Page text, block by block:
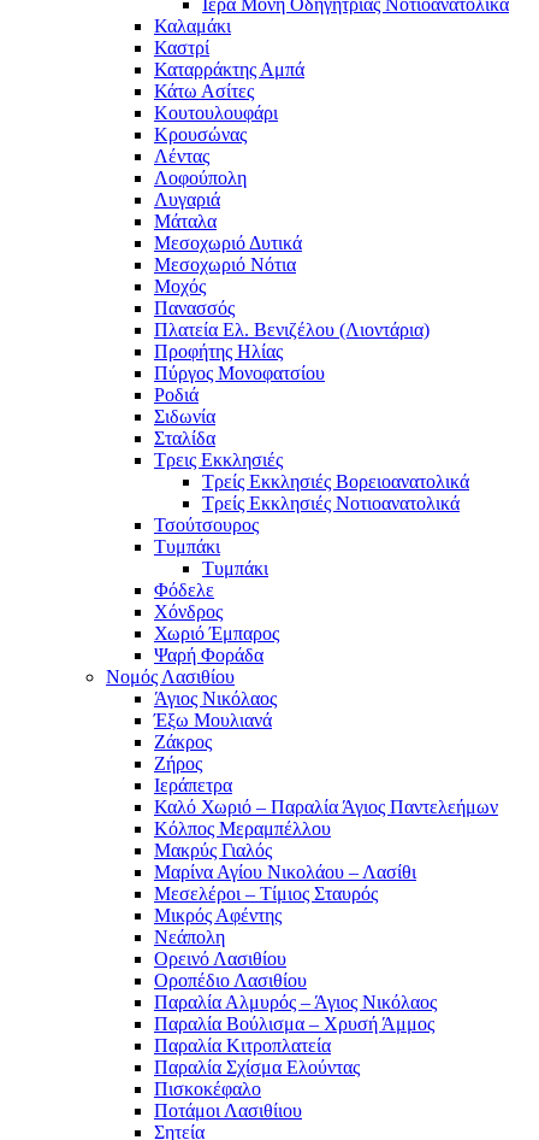
Ιερά Μονή Οδηγήτριας Νοτιοανατολικά
Καλαμάκι
Καστρί
Καταρράκτης Αμπά
Κάτω Ασίτες
Κουτουλουφάρι
Κρουσώνας
Λέντας
Λοφούπολη
Λυγαριά
Μάταλα
Μεσοχωριό Δυτικά
Μεσοχωριό Νότια
Μοχός
Πανασσός
Πλατεία Ελ. Βενιζέλου (Λιοντάρια)
Προφήτης Ηλίας
Πύργος Μονοφατσίου
Ροδιά
Σιδωνία
Σταλίδα
Τρεις Εκκλησιές
Τρείς Εκκλησιές Βορειοανατολικά
Τρείς Εκκλησιές Νοτιοανατολικά
Τσούτσουρος
Τυμπάκι
Τυμπάκι
Φόδελε
Χόνδρος
Χωριό Έμπαρος
Ψαρή Φοράδα
Νομός Λασιθίου
Άγιος Νικόλαος
Έξω Μουλιανά
Ζάκρος
Ζήρος
Ιεράπετρα
Καλό Χωριό – Παραλία Άγιος Παντελεήμων
Κόλπος Μεραμπέλλου
Μακρύς Γιαλός
Μαρίνα Αγίου Νικολάου – Λασίθι
Μεσελέροι – Τίμιος Σταυρός
Μικρός Αφέντης
Νεάπολη
Ορεινό Λασιθίου
Οροπέδιο Λασιθίου
Παραλία Αλμυρός – Άγιος Νικόλαος
Παραλία Βούλισμα – Χρυσή Άμμος
Παραλία Κιτροπλατεία
Παραλία Σχίσμα Ελούντας
Πισκοκέφαλο
Ποτάμοι Λασιθίιου
Σητεία